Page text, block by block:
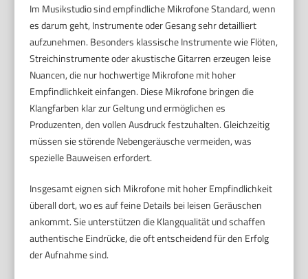
Im Musikstudio sind empfindliche Mikrofone Standard, wenn
es darum geht, Instrumente oder Gesang sehr detailliert
aufzunehmen. Besonders klassische Instrumente wie Flöten,
Streichinstrumente oder akustische Gitarren erzeugen leise
Nuancen, die nur hochwertige Mikrofone mit hoher
Empfindlichkeit einfangen. Diese Mikrofone bringen die
Klangfarben klar zur Geltung und ermöglichen es
Produzenten, den vollen Ausdruck festzuhalten. Gleichzeitig
müssen sie störende Nebengeräusche vermeiden, was
spezielle Bauweisen erfordert.
Insgesamt eignen sich Mikrofone mit hoher Empfindlichkeit
überall dort, wo es auf feine Details bei leisen Geräuschen
ankommt. Sie unterstützen die Klangqualität und schaffen
authentische Eindrücke, die oft entscheidend für den Erfolg
der Aufnahme sind.